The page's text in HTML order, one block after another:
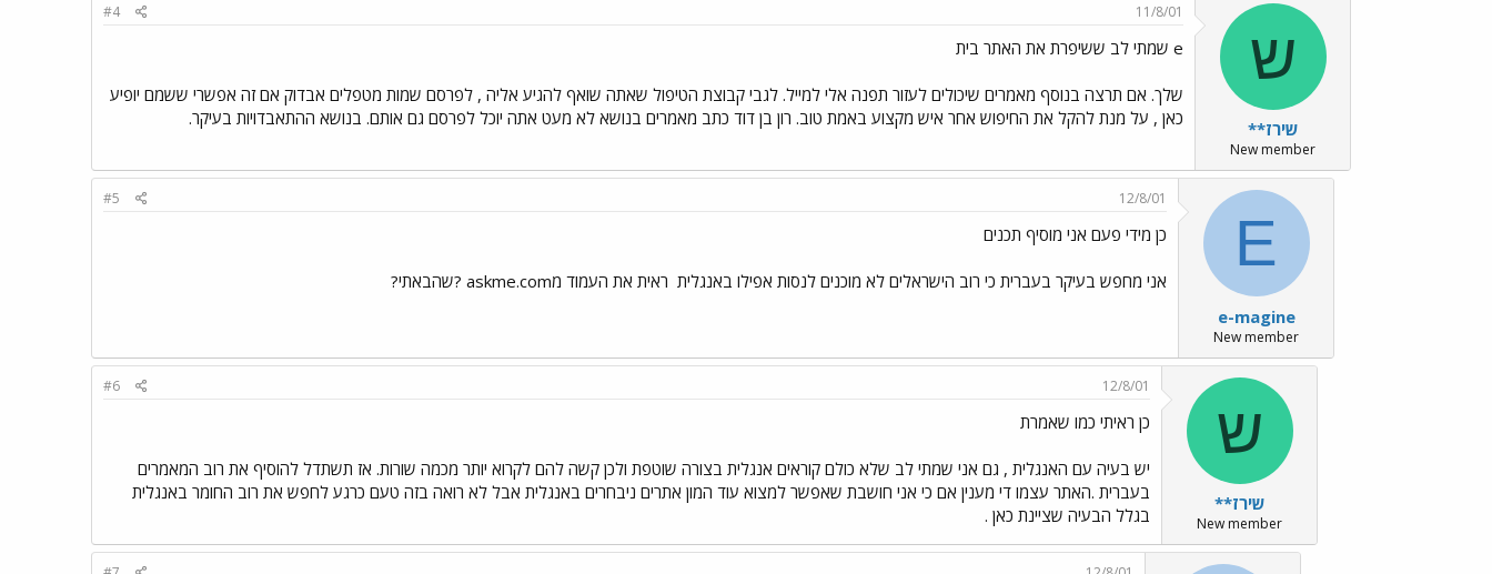
ש
שירז**
New member
11/8/01
#4
e שמתי לב ששיפרת את האתר בית
שלך. אם תרצה בנוסף מאמרים שיכולים לעזור תפנה אלי למייל. לגבי קבוצת הטיפול שאתה שואף להגיע אליה , לפרסם שמות מטפלים אבדוק אם זה אפשרי ששמם יופיע
כאן , על מנת להקל את החיפוש אחר איש מקצוע באמת טוב. רון בן דוד כתב מאמרים בנושא לא מעט אתה יוכל לפרסם גם אותם. בנושא ההתאבדויות בעיקר.
E
e-magine
New member
12/8/01
#5
כן מידי פעם אני מוסיף תכנים
אני מחפש בעיקר בעברית כי רוב הישראלים לא מוכנים לנסות אפילו באנגלית ראית את העמוד מaskme.com ?שהבאתי?
ש
שירז**
New member
12/8/01
#6
כן ראיתי כמו שאמרת
יש בעיה עם האנגלית , גם אני שמתי לב שלא כולם קוראים אנגלית בצורה שוטפת ולכן קשה להם לקרוא יותר מכמה שורות. אז תשתדל להוסיף את רוב המאמרים
בעברית .האתר עצמו די מענין אם כי אני חושבת שאפשר למצוא עוד המון אתרים ניבחרים באנגלית אבל לא רואה בזה טעם כרגע לחפש את רוב החומר באנגלית
בגלל הבעיה שציינת כאן .